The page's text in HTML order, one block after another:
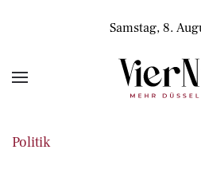
Samstag, 8.
Politik